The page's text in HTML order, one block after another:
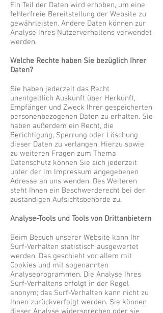
Ein Teil der Daten wird erhoben, um eine
fehlerfreie Bereitstellung der Website zu
gewährleisten. Andere Daten können zur
Analyse Ihres Nutzerverhaltens verwendet
werden.
Welche Rechte haben Sie bezüglich Ihrer
Daten?
Sie haben jederzeit das Recht
unentgeltlich Auskunft über Herkunft,
Empfänger und Zweck Ihrer gespeicherten
personenbezogenen Daten zu erhalten. Sie
haben außerdem ein Recht, die
Berichtigung, Sperrung oder Löschung
dieser Daten zu verlangen. Hierzu sowie
zu weiteren Fragen zum Thema
Datenschutz können Sie sich jederzeit
unter der im Impressum angegebenen
Adresse an uns wenden. Des Weiteren
steht Ihnen ein Beschwerderecht bei der
zuständigen Aufsichtsbehörde zu.
Analyse-Tools und Tools von Drittanbietern
Beim Besuch unserer Website kann Ihr
Surf-Verhalten statistisch ausgewertet
werden. Das geschieht vor allem mit
Cookies und mit sogenannten
Analyseprogrammen. Die Analyse Ihres
Surf-Verhaltens erfolgt in der Regel
anonym; das Surf-Verhalten kann nicht zu
Ihnen zurückverfolgt werden. Sie können